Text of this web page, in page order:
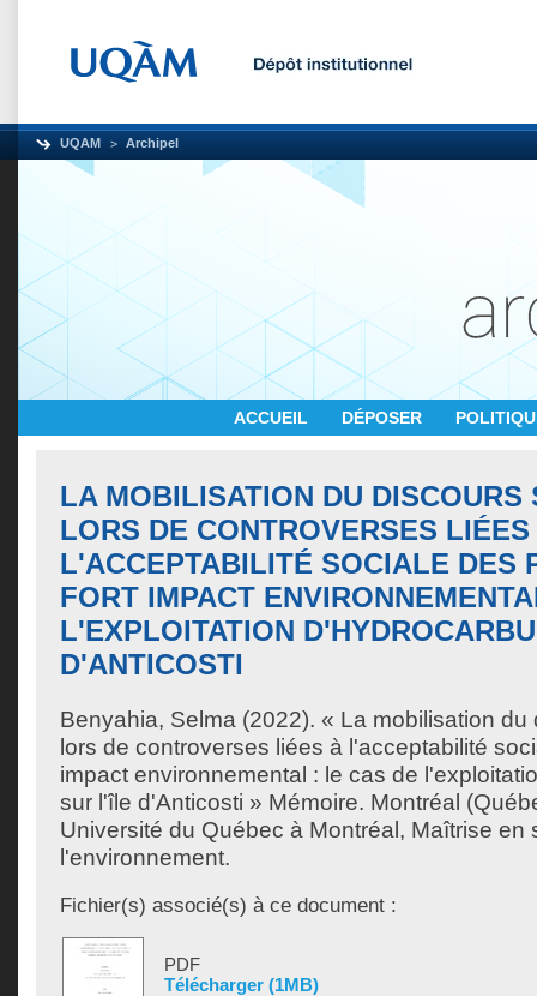
UQAM Archipel
ACCUEIL DÉPOSER
LA MOBILISATION DU DISCOURS
LORS DE CONTROVERSES
L'ACCEPTABILITÉ SOCIALE DES
FORT IMPACT
L'EXPLOITATION
D'ANTICOSTI
Benyahia, Selma (2022). « La mobilisation
lors de controverses liées à l'acceptabilité
impact environnemental : le cas de
sur l'île d'Anticosti » Mémoire. Montréal
Université du Québec à Montréal, Maîtrise en
l'environnement.
Fichier(s) associé(s) à ce document :
PDF
Télécharger (1MB)